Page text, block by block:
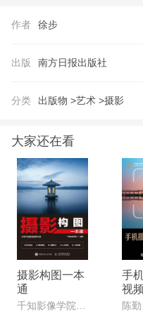
辑选出每种分类中处
年的历史体验和印象。
本图册展现的是一个出
段完整的甲子岁月，
彩的中国民生百 态。 简洁的中英文字对照+清晰的
图片+系统化的编排，
的轨迹。 以民间生活为主题，重现大国的脸谱、人
民的记忆。 每册400多幅的纪实性图片大多记录了民
生百态，可以追忆共
照片大多出自中国著
【作者】
徐步：男，1961年3月
作者 徐步
出版 南方日报出版社
分类 出版物 >艺术 >摄影
大家还在看
摄影构图一本
通
千知影像学院 编著
手
视
版)